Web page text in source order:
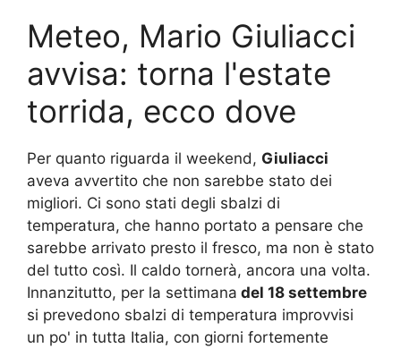
Meteo, Mario Giuliacci
avvisa: torna l'estate
torrida, ecco dove
Per quanto riguarda il weekend, Giuliacci
aveva avvertito che non sarebbe stato dei
migliori. Ci sono stati degli sbalzi di
temperatura, che hanno portato a pensare che
sarebbe arrivato presto il fresco, ma non è stato
del tutto così. Il caldo tornerà, ancora una volta.
Innanzitutto, per la settimana del 18 settembre
si prevedono sbalzi di temperatura improvvisi
un po' in tutta Italia, con giorni fortemente